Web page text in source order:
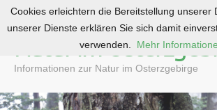
o
Natur im
Informationen zur Natur im Osterzgebirge
Cookies erleichtern die Bereitstellung unserer
unserer Dienste erklären Sie sich damit
verwenden.
Mehr